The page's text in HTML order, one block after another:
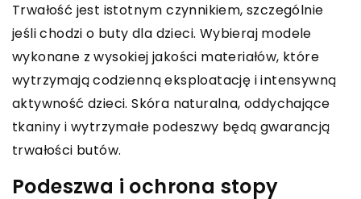
Trwałość jest istotnym czynnikiem, szczególnie
jeśli chodzi o buty dla dzieci. Wybieraj modele
wykonane z wysokiej jakości materiałów, które
wytrzymają codzienną eksploatację i intensywną
aktywność dzieci. Skóra naturalna, oddychające
tkaniny i wytrzymałe podeszwy będą gwarancją
trwałości butów.
Podeszwa i ochrona stopy